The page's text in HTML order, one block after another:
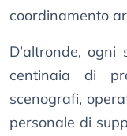
coordinamento
D’altronde,
centinaia di
scenografi,
personale di